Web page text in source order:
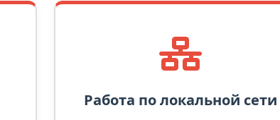
Работа по локальной сети